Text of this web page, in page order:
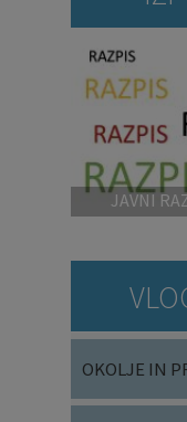
JAVNI
OKOLJE IN